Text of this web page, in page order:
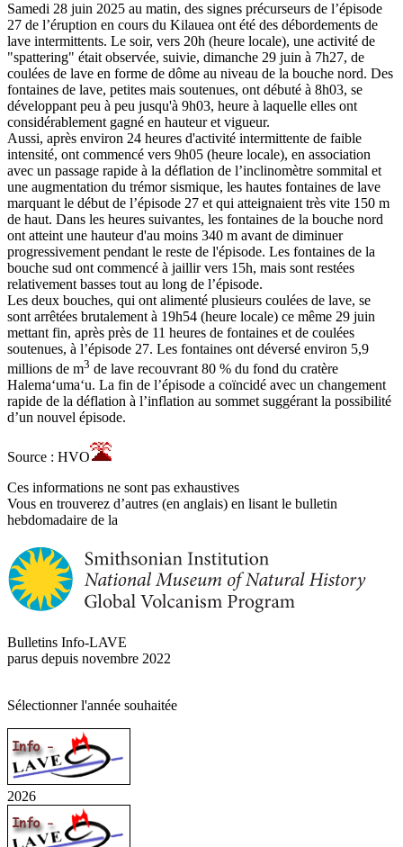
Samedi 28 juin 2025 au matin, des signes précurseurs de l’épisode
27 de l’éruption en cours du Kilauea ont été des débordements de
lave intermittents. Le soir, vers 20h (heure locale), une activité de
"spattering" était observée, suivie, dimanche 29 juin à 7h27, de
coulées de lave en forme de dôme au niveau de la bouche nord. Des
fontaines de lave, petites mais soutenues, ont débuté à 8h03, se
développant peu à peu jusqu'à 9h03, heure à laquelle elles ont
considérablement gagné en hauteur et vigueur.
Aussi, après environ 24 heures d'activité intermittente de faible
intensité, ont commencé vers 9h05 (heure locale), en association
avec un passage rapide à la déflation de l’inclinomètre sommital et
une augmentation du trémor sismique, les hautes fontaines de lave
marquant le début de l’épisode 27 et qui atteignaient très vite 150 m
de haut. Dans les heures suivantes, les fontaines de la bouche nord
ont atteint une hauteur d'au moins 340 m avant de diminuer
progressivement pendant le reste de l'épisode. Les fontaines de la
bouche sud ont commencé à jaillir vers 15h, mais sont restées
relativement basses tout au long de l’épisode.
Les deux bouches, qui ont alimenté plusieurs coulées de lave, se
sont arrêtées brutalement à 19h54 (heure locale) ce même 29 juin
mettant fin, après près de 11 heures de fontaines et de coulées
soutenues, à l’épisode 27. Les fontaines ont déversé environ 5,9
millions de m3 de lave recouvrant 80 % du fond du cratère
Halemaʻumaʻu. La fin de l’épisode a coïncidé avec un changement
rapide de la déflation à l’inflation au sommet suggérant la possibilité
d’un nouvel épisode.
Source : HVO
Ces informations ne sont pas exhaustives
Vous en trouverez d’autres (en anglais) en lisant le bulletin
hebdomadaire de la
Bulletins Info-LAVE
parus depuis novembre 2022
Sélectionner l'année souhaitée
2026